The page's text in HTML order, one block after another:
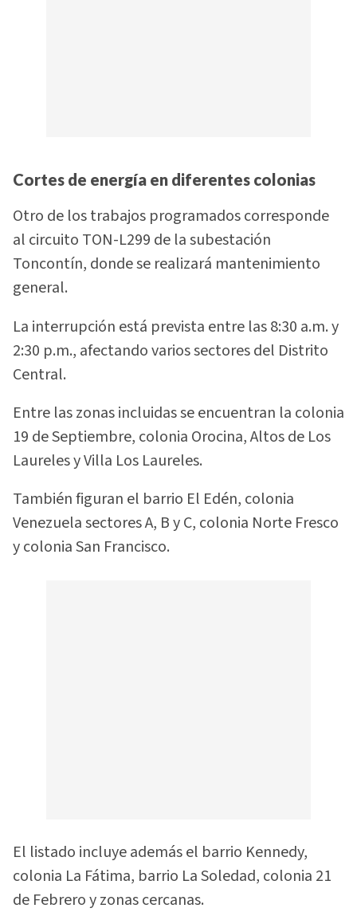
Cortes de energía en diferentes colonias
Otro de los trabajos programados corresponde
al circuito TON-L299 de la subestación
Toncontín, donde se realizará mantenimiento
general.
La interrupción está prevista entre las 8:30 a.m. y
2:30 p.m., afectando varios sectores del Distrito
Central.
Entre las zonas incluidas se encuentran la colonia
19 de Septiembre, colonia Orocina, Altos de Los
Laureles y Villa Los Laureles.
También figuran el barrio El Edén, colonia
Venezuela sectores A, B y C, colonia Norte Fresco
y colonia San Francisco.
El listado incluye además el barrio Kennedy,
colonia La Fátima, barrio La Soledad, colonia 21
de Febrero y zonas cercanas.